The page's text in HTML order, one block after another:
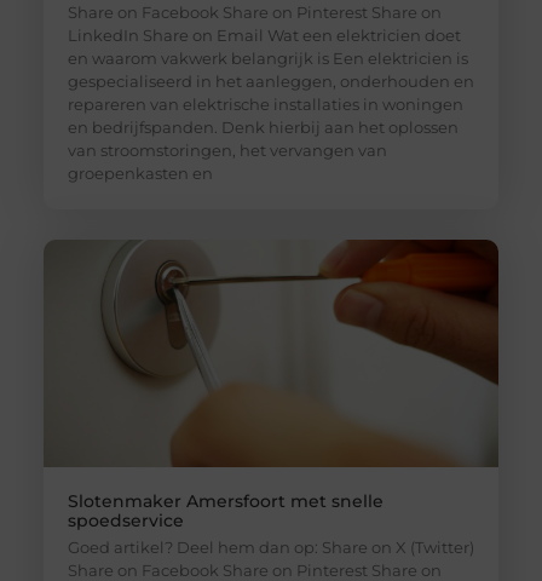
Share on Facebook Share on Pinterest Share on
LinkedIn Share on Email Wat een elektricien doet
en waarom vakwerk belangrijk is Een elektricien is
gespecialiseerd in het aanleggen, onderhouden en
repareren van elektrische installaties in woningen
en bedrijfspanden. Denk hierbij aan het oplossen
van stroomstoringen, het vervangen van
groepenkasten en
Slotenmaker Amersfoort met snelle
spoedservice
Goed artikel? Deel hem dan op: Share on X (Twitter)
Share on Facebook Share on Pinterest Share on